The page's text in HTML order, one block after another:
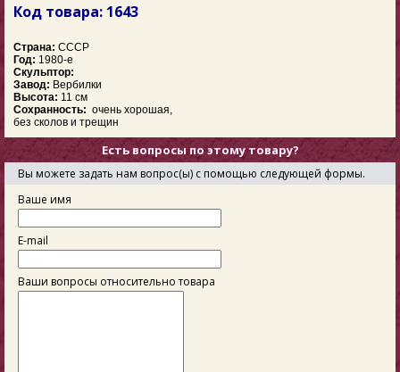
Код товара: 1643
Страна: СССР
Год: 1980-е
Скульптор:
Завод: Вербилки
Высота: 11 см
Сохранность: очень хорошая,
без сколов и трещин
Есть вопросы по этому товару?
Вы можете задать нам вопрос(ы) с помощью следующей формы.
Ваше имя
E-mail
Ваши вопросы относительно товара